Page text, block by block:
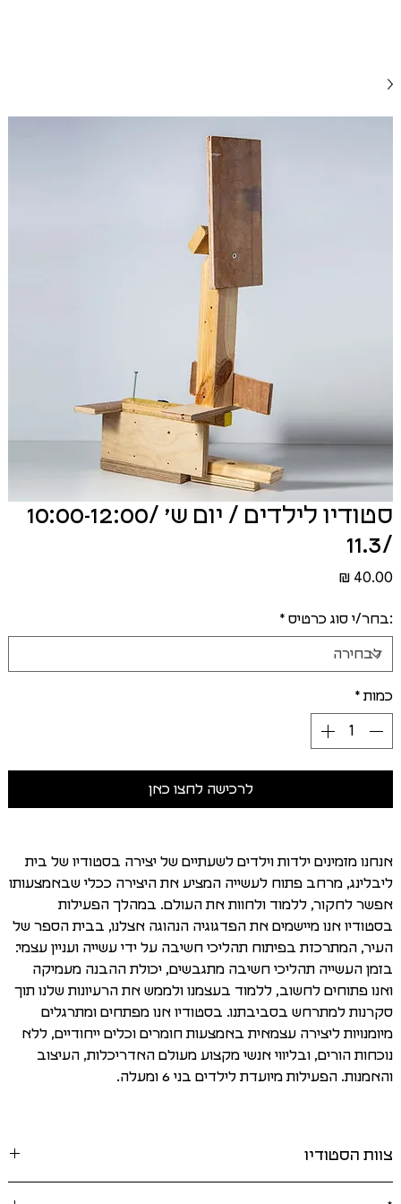
סטודיו לילדים / יום ש׳ /10:00-12:00
/11.3
מחיר
:בחר/י סוג כרטיס *
כמות *
לרכישה לחצו כאן
אנחנו מזמינים ילדות וילדים לשעתיים של יצירה בסטודיו של בית
ליבלינג, מרחב פתוח לעשייה המציע את היצירה ככלי שבאמצעותו
אפשר לחקור, ללמוד ולחוות את העולם. במהלך הפעילות
בסטודיו אנו מיישמים את הפדגוגיה הנהוגה אצלנו, בבית הספר של
העיר, המתרכזת בפיתוח תהליכי חשיבה על ידי עשייה ועניין עצמי:
בזמן העשייה תהליכי חשיבה מתגבשים, יכולת ההבנה מעמיקה
ואנו פתוחים לחשוב, ללמוד בעצמנו ולממש את הרעיונות שלנו תוך
סקרנות למתרחש בסביבתנו. בסטודיו אנו מפתחים ומתרגלים
מיומנויות ליצירה עצמאית באמצעות חומרים וכלים ייחודיים, ללא
נוכחות הורים, ובליווי אנשי מקצוע מעולם האדריכלות, העיצוב
והאמנות. הפעילות מיועדת לילדים בני 6 ומעלה.
צוות הסטודיו